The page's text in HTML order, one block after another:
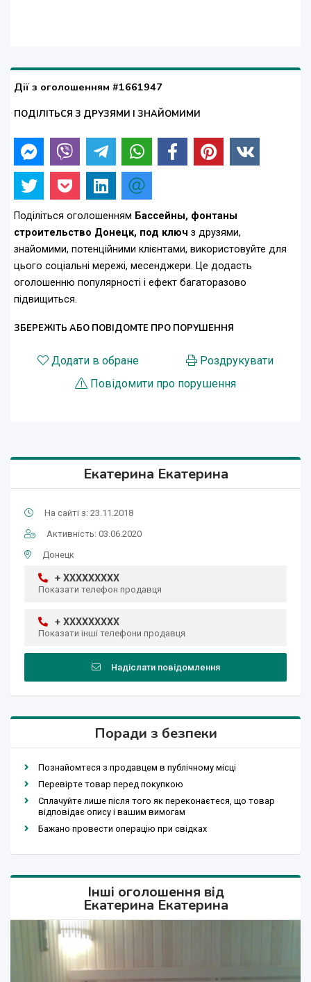
Дії з оголошенням #1661947
ПОДІЛІТЬСЯ З ДРУЗЯМИ І ЗНАЙОМИМИ
Поділіться оголошенням Бассейны, фонтаны
строительство Донецк, под ключ з друзями,
знайомими, потенційними клієнтами, використовуйте для
цього соціальні мережі, месенджери. Це додасть
оголошенню популярності і ефект багаторазово
підвищиться.
ЗБЕРЕЖІТЬ АБО ПОВІДОМТЕ ПРО ПОРУШЕННЯ
Додати в обране
Роздрукувати
Повідомити про порушення
Екатерина Екатерина
На сайті з: 23.11.2018
Активність: 03.06.2020
Донецк
+ XXXXXXXXX
Показати телефон продавця
+ XXXXXXXXX
Показати інші телефони продавця
Надіслати повідомлення
Поради з безпеки
Познайомтеся з продавцем в публічному місці
Перевірте товар перед покупкою
Сплачуйте лише після того як переконаєтеся, що товар
відповідає опису і вашим вимогам
Бажано провести операцію при свідках
Інші оголошення від
Екатерина Екатерина